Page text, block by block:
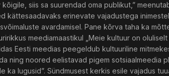
siis sa suurendad oma publikut,”
kättesaadavaks erinevate vajadustega
avardamisel. Pane kõrva taha ka
meediamaastikul „Meie kultuur on
Eesti meedias peegeldub kultuuriline
ning noored eelistavad pigem sotsiaalmeedia
lugusid”. Sündmusest kerkis esile vajadus